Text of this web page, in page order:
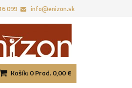
099 info@enizon.sk
Košík: 0 Prod. 0,00 €